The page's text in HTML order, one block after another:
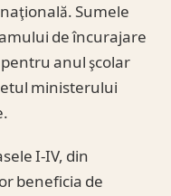
Sumele
de încurajare
anul şcolar
ministerului
I-IV, din
beneficia de